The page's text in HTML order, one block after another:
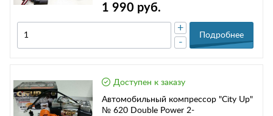
1 990 руб.
-
+
Подробнее
Доступен к заказу
Автомобильный компрессор "City Up"
№ 620 Double Power 2-